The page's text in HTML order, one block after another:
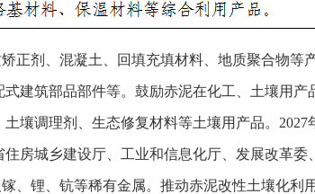
正剂、混凝土、回填充填材料、地质聚合物等
建筑部品部件等。鼓励赤泥在化工、土壤用
壤调理剂、生态修复材料等土壤用产品。
房城乡建设厅、工业和信息化厅、发展改革
、锂、钪等稀有金属。推动赤泥改性土壤化